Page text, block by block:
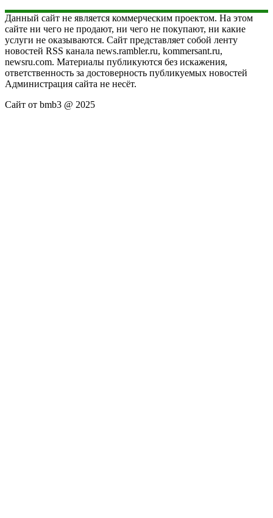
Данный сайт не является коммерческим проектом. На этом
сайте ни чего не продают, ни чего не покупают, ни какие
услуги не оказываются. Сайт представляет собой ленту
новостей RSS канала news.rambler.ru, kommersant.ru,
newsru.com. Материалы публикуются без искажения,
ответственность за достоверность публикуемых новостей
Администрация сайта не несёт.
Сайт от bmb3 @ 2025